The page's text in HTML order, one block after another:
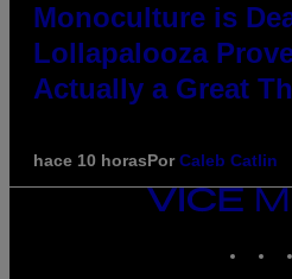
Monoculture is
Lollapalooza
Actually a Great
hace 10 horasPorCaleb Catlin
VICE
MEDIA